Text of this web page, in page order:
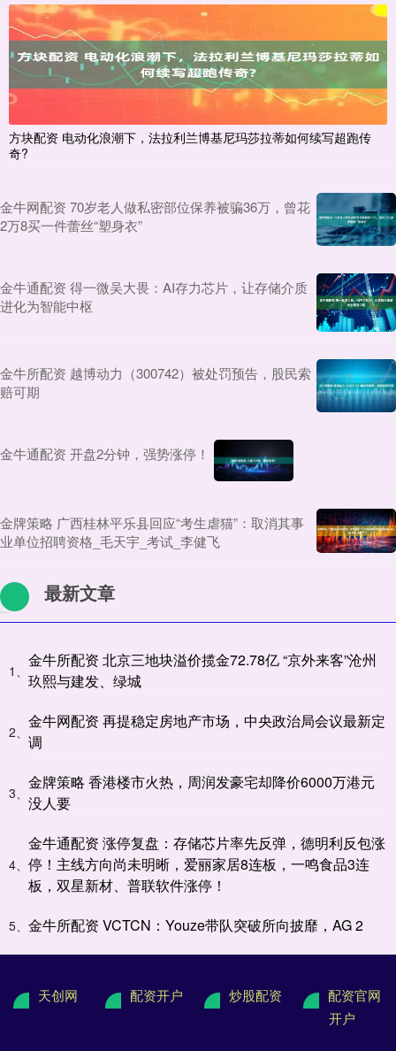
方块配资 电动化浪潮下，法拉利兰博基尼玛莎拉蒂如何续写超跑传
奇?
金牛网配资 70岁老人做私密部位保养被骗36万，曾花
2万8买一件蕾丝“塑身衣”
金牛通配资 得一微吴大畏：AI存力芯片，让存储介质
进化为智能中枢
金牛所配资 越博动力（300742）被处罚预告，股民索
赔可期
金牛通配资 开盘2分钟，强势涨停！
金牌策略 广西桂林平乐县回应“考生虐猫”：取消其事
业单位招聘资格_毛天宇_考试_李健飞
最新文章
1、
金牛所配资 北京三地块溢价揽金72.78亿 “京外来客”沧州
玖熙与建发、绿城
2、
金牛网配资 再提稳定房地产市场，中央政治局会议最新定
调
3、
金牌策略 香港楼市火热，周润发豪宅却降价6000万港元
没人要
4、
金牛通配资 涨停复盘：存储芯片率先反弹，德明利反包涨
停！主线方向尚未明晰，爱丽家居8连板，一鸣食品3连
板，双星新材、普联软件涨停！
5、 金牛所配资 VCTCN：Youze带队突破所向披靡，AG 2
天创网 配资开户 炒股配资
配资官网
开户